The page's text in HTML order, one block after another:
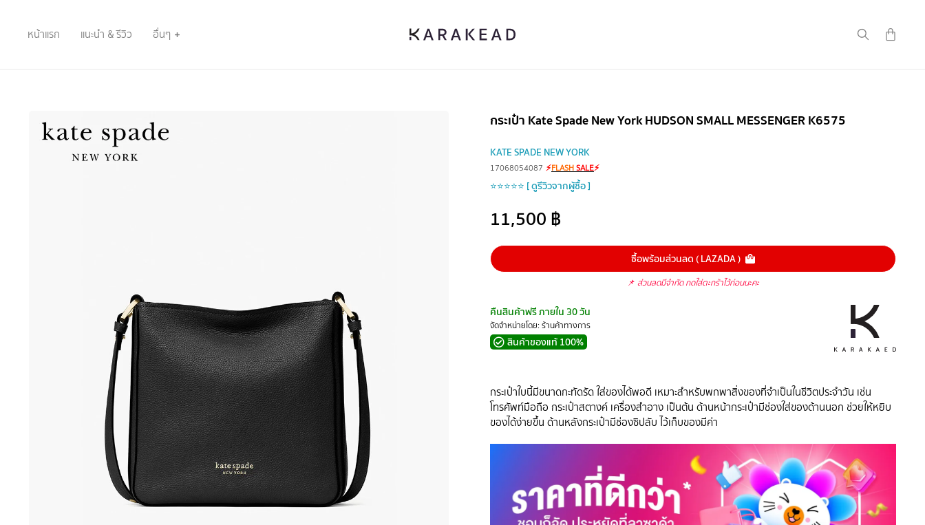
หน้าแรก แนะนำ & รีวิว อื่นๆ
กระเป๋า Kate Spade New York HUDSON SMALL MESSENGER K6575
KATE SPADE NEW YORK
17068054087 ⚡FLASHSALE⚡
⭐⭐⭐⭐⭐ [ ดูรีวิวจากผู้ซื้อ ]
11,500฿
ซื้อพร้อมส่วนลด ( LAZADA )
📌 ส่วนลดมีจำกัด กดใส่ตะกร้าไว้ก่อนนะคะ
คืนสินค้าฟรี ภายใน 30 วัน
จัดจำหน่ายโดย: ร้านค้าทางการ
สินค้าของแท้ 100%
กระเป๋าใบนี้มีขนาดกะทัดรัด ใส่ของได้พอดี เหมาะสำหรับพกพาสิ่งของที่จำเป็นในชีวิตประจำวัน เช่น
โทรศัพท์มือถือ กระเป๋าสตางค์ เครื่องสำอาง เป็นต้น ด้านหน้ากระเป๋ามีช่องใส่ของด้านนอก ช่วยให้หยิบ
ของได้ง่ายขึ้น ด้านหลังกระเป๋ามีช่องซิปลับ ไว้เก็บของมีค่า